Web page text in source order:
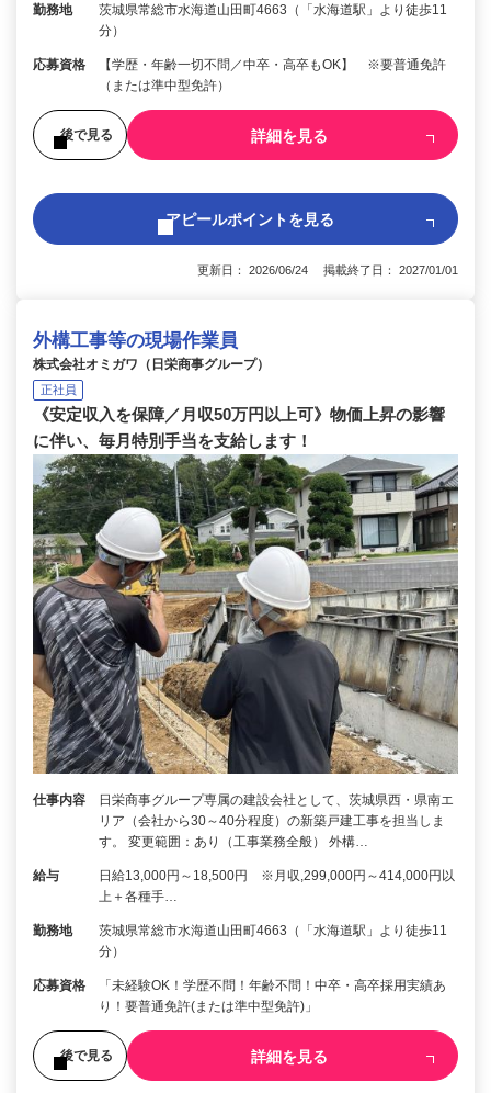
勤務地
茨城県常総市水海道山田町4663（「水海道駅」より徒歩11
分）
応募資格
【学歴・年齢一切不問／中卒・高卒もOK】 ※要普通免許
（または準中型免許）
後で見る 詳細を見る
アピールポイントを見る
更新日： 2026/06/24 掲載終了日： 2027/01/01
外構工事等の現場作業員
株式会社オミガワ（日栄商事グループ）
正社員
《安定収入を保障／月収50万円以上可》物価上昇の影響
に伴い、毎月特別手当を支給します！
仕事内容
日栄商事グループ専属の建設会社として、茨城県西・県南エ
リア（会社から30～40分程度）の新築戸建工事を担当しま
す。 変更範囲：あり（工事業務全般） 外構…
給与
日給13,000円～18,500円 ※月収,299,000円～414,000円以
上＋各種手…
勤務地
茨城県常総市水海道山田町4663（「水海道駅」より徒歩11
分）
応募資格
「未経験OK！学歴不問！年齢不問！中卒・高卒採用実績あ
り！要普通免許(または準中型免許)」
後で見る 詳細を見る